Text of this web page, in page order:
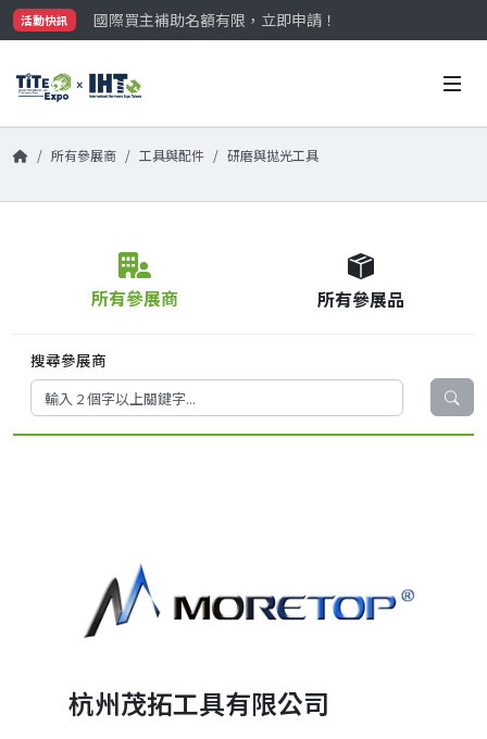
活動快訊
國際買主補助名額有限，立即申請！
參觀門票開放申請中‼️
國際買主補助名額有限，立即申請！
所有參展商 工具與配件 研磨與拋光工具
所有參展商 所有參展品
搜尋參展商
杭州茂拓工具有限公司